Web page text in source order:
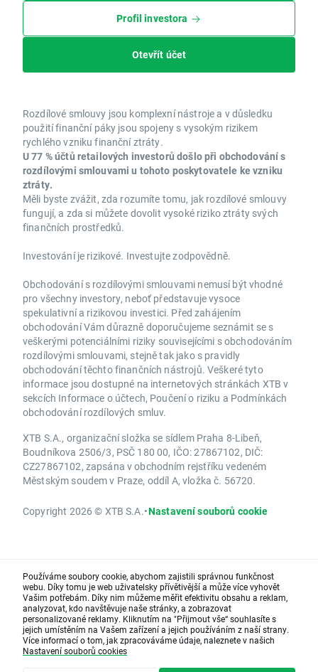
Profil investora
Otevřít účet
Rozdílové smlouvy jsou komplexní nástroje a v důsledku
použití finanční páky jsou spojeny s vysokým rizikem
rychlého vzniku finanční ztráty.
U 77 % účtů retailových investorů došlo při obchodování s
rozdílovými smlouvami u tohoto poskytovatele ke vzniku
ztráty.
Měli byste zvážit, zda rozumíte tomu, jak rozdílové smlouvy
fungují, a zda si můžete dovolit vysoké riziko ztráty svých
finančních prostředků.
Investování je rizikové. Investujte zodpovědně.
Obchodování s rozdílovými smlouvami nemusí být vhodné
pro všechny investory, neboť představuje vysoce
spekulativní a rizikovou investici. Před zahájením
obchodování Vám důrazně doporučujeme seznámit se s
veškerými potenciálními riziky souvisejícími s obchodováním
rozdílovými smlouvami, stejně tak jako s pravidly
obchodování těchto finančních nástrojů. Veškeré tyto
informace jsou dostupné na internetových stránkách XTB v
sekcích Informace o účtech, Poučení o riziku a Podmínkách
obchodování rozdílových smluv.
XTB S.A., organizační složka se sídlem Praha 8-Libeň,
Boudníkova 2506/3, PSČ 180 00, IČO: 27867102, DIČ:
CZ27867102, zapsána v obchodním rejstříku vedeném
Městským soudem v Praze, oddíl A, vložka č. 56720.
Copyright 2026 © XTB S.A.•Nastavení souborů cookie
Používáme soubory cookie, abychom zajistili správnou funkčnost
webu. Díky tomu je web uživatelsky přívětivější a může více vyhovět
Vašim potřebám. Díky nim můžeme měřit efektivitu obsahu a reklam,
analyzovat, kdo navštěvuje naše stránky, a zobrazovat
personalizované reklamy. Kliknutím na "Přijmout vše“ souhlasíte s
jejich umístěním na Vašem zařízení a jejich používáním z naší strany.
Více informací o tom, jak zpracováváme údaje, naleznete v našich
Nastavení souborů cookies